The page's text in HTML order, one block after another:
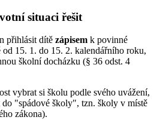
situaci řešit
přihlásit dítě zápisem k povinné
15. 1. do 15. 2. kalendářního roku,
školní docházku (§ 36 odst. 4
vybrat si školu podle svého uvážení,
"spádové školy", tzn. školy v místě
zákona).